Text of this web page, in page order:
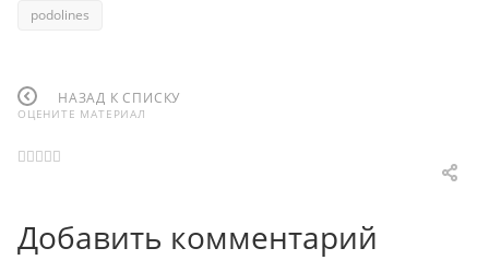
podolines
НАЗАД К СПИСКУ
ОЦЕНИТЕ МАТЕРИАЛ
Добавить комментарий